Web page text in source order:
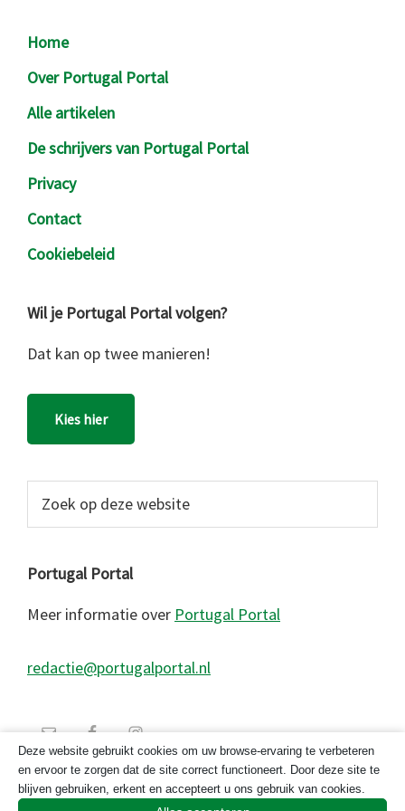
Footer
Home
Over Portugal Portal
Alle artikelen
De schrijvers van Portugal Portal
Privacy
Contact
Cookiebeleid
Wil je Portugal Portal volgen?
Dat kan op twee manieren!
Kies hier
website
Portugal Portal
Meer informatie over Portugal Portal
redactie@portugalportal.nl
Deze website gebruikt cookies om uw browse-ervaring te verbeteren
en ervoor te zorgen dat de site correct functioneert. Door deze site te
blijven gebruiken, erkent en accepteert u ons gebruik van cookies.